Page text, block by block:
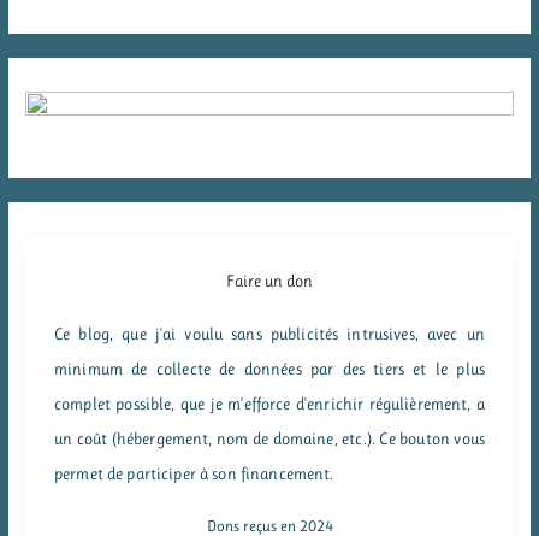
Faire un don
Ce blog, que j'ai voulu sans publicités intrusives, avec un
minimum de collecte de données par des tiers et le plus
complet possible, que je m'efforce d'enrichir régulièrement, a
un coût (hébergement, nom de domaine, etc.). Ce bouton vous
permet de participer à son financement.
Dons reçus en 2024